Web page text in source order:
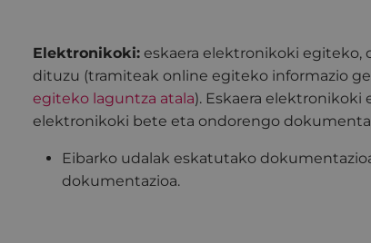
Elektronikoki: eskaera elektronikoki egiteko,
dituzu (tramiteak online egiteko informazio
egiteko laguntza atala). Eskaera elektronikoki
elektronikoki bete eta ondorengo
Eibarko udalak eskatutako
dokumentazioa.